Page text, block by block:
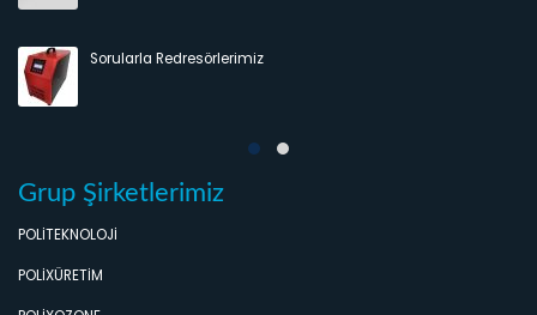
Sorularla Redresörlerimiz
Grup Şirketlerimiz
POLİTEKNOLOJİ
POLİXÜRETİM